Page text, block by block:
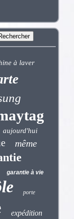
à laver
aujourd'hui
même
garantie à vie
porte
expédition